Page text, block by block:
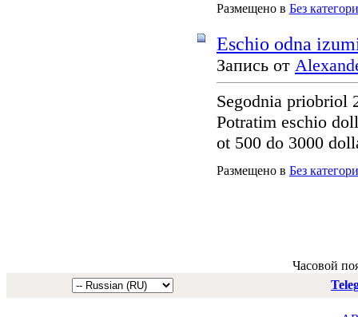
Размещено в Без
Eschio odna
Запись от
Segodnia priobriol
Potratim eschio
ot 500 do 3000
Размещено в Без
Часовой